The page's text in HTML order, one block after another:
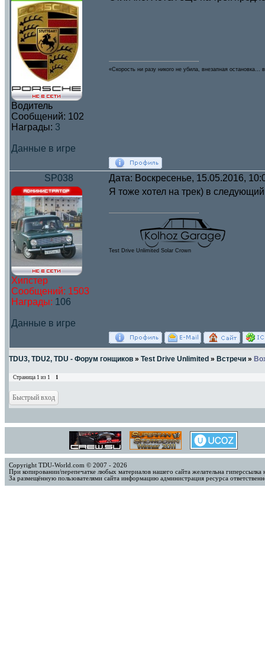
Водитель
Сообщений: 102
Награды: 3
Данные в игре
«Скорость ни разу никого не убила, внезапная остановка…
SP038 Дата: Воскресенье, 15.05.2016,
Хипстер
Сообщений: 1503
Награды: 106
Данные в игре
Я тоже хотел на трек) в
Test Drive Unlimited Solar Crown
TDU3, TDU2, TDU - Форум гонщиков » Test Drive Unlimited » Встречи »
Страница 1 из 1 1
Copyright TDU-World.com © 2007 - 2026
При копировании/перепечатке любых материалов нашего сайта желательна
За размещённую пользователями сайта информацию администрация ресурса